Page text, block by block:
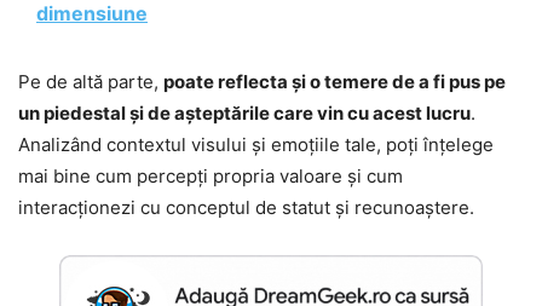
dimensiune
Pe de altă parte, poate reflecta și o temere de a fi pus pe
un piedestal și de așteptările care vin cu acest lucru.
Analizând contextul visului și emoțiile tale, poți înțelege
mai bine cum percepți propria valoare și cum
interacționezi cu conceptul de statut și recunoaștere.